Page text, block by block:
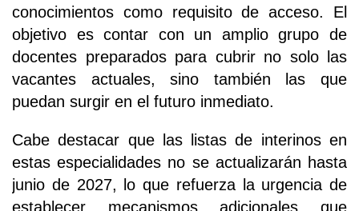
conocimientos como requisito de acceso. El
objetivo es contar con un amplio grupo de
docentes preparados para cubrir no solo las
vacantes actuales, sino también las que
puedan surgir en el futuro inmediato.
Cabe destacar que las listas de interinos en
estas especialidades no se actualizarán hasta
junio de 2027, lo que refuerza la urgencia de
establecer mecanismos adicionales que